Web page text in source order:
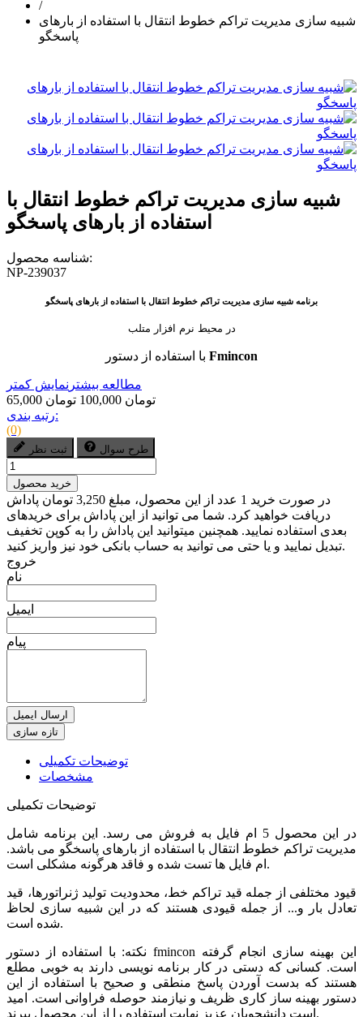
/
شبیه سازی مدیریت تراکم خطوط انتقال با استفاده از بارهای
پاسخگو
شبیه سازی مدیریت تراکم خطوط انتقال با
استفاده از بارهای پاسخگو
شناسه محصول:
NP-239037
برنامه شبیه سازی مدیریت تراکم خطوط انتقال با استفاده از بارهای پاسخگو
در محیط نرم افزار متلب
Fmincon
مطالعه بیشتر نمایش کمتر
65,000 تومان 100,000 تومان
رتبه بندی:
(0)
ثبت نظر طرح سوال
خرید محصول
در صورت خرید 1 عدد از این محصول، مبلغ 3,250 تومان پاداش
دریافت خواهید کرد. شما می توانید از این پاداش برای خریدهای
بعدی استفاده نمایید. همچنین میتوانید این پاداش را به کوپن تخفیف
تبدیل نمایید و یا حتی می توانید به حساب بانکی خود نیز واریز کنید.
خروج
نام
ایمیل
پیام
ارسال ایمیل
توضیحات تکمیلی
مشخصات
توضیحات تکمیلی
در این محصول 5 ام فایل به فروش می رسد. این برنامه شامل
مدیریت تراکم خطوط انتقال با استفاده از بارهای پاسخگو می باشد.
ام فایل ها تست شده و فاقد هرگونه مشکلی است.
قیود مختلفی از جمله قید تراکم خط، محدودیت تولید ژنراتورها، قید
تعادل بار و... از جمله قیودی هستند که در این شبیه سازی لحاظ
شده است.
نکته: با استفاده از دستور fmincon این بهینه سازی انجام گرفته
است. کسانی که دستی در کار برنامه نویسی دارند به خوبی مطلع
هستند که بدست آوردن پاسخ منطقی و صحیح با استفاده از این
دستور بهینه ساز کاری ظریف و نیازمند حوصله فراوانی است. امید
است دانشجویان عزیز نهایت استفاده را از این محصول ببرند.